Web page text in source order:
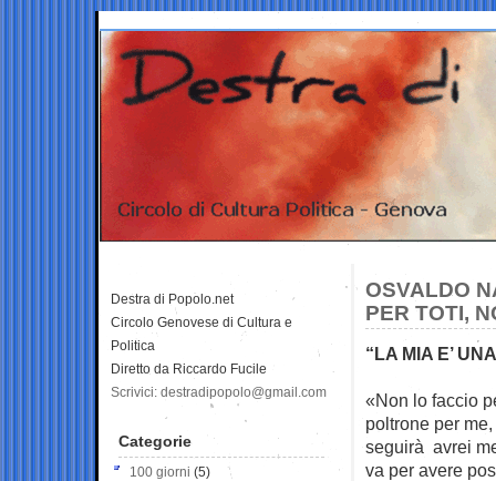
OSVALDO
PER TOTI,
“LA MIA E’
«Non lo faccio
poltrone per
seguirà avrei
va per avere
Destra di Popolo.net
Circolo Genovese di Cultura e
Politica
Diretto da Riccardo Fucile
Scrivici: destradipopolo@gmail.com
Categorie
100 giorni (5)